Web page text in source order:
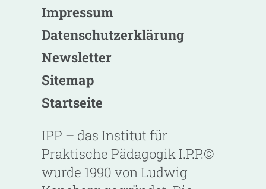
Impressum
Datenschutzerklärung
Newsletter
Sitemap
Startseite
IPP – das Institut für
Praktische Pädagogik I.P.P.©
wurde 1990 von Ludwig